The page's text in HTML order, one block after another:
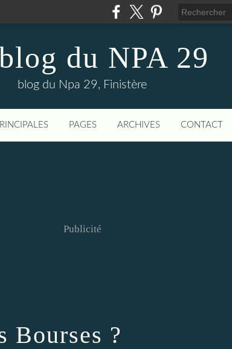
du NPA 29
blog du Npa 29, Finistère
PAGES ARCHIVES CONTACT
Publicité
Bourses ?